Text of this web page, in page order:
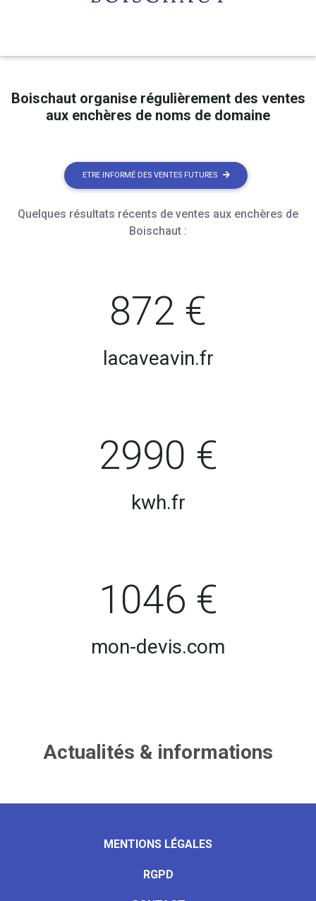
Boischaut organise régulièrement des ventes
aux enchères de noms de domaine
ETRE INFORMÉ DES VENTES FUTURES
Quelques résultats récents de ventes aux enchères de
Boischaut :
872 €
lacaveavin.fr
2990 €
kwh.fr
1046 €
mon-devis.com
Actualités & informations
MENTIONS LÉGALES
RGPD